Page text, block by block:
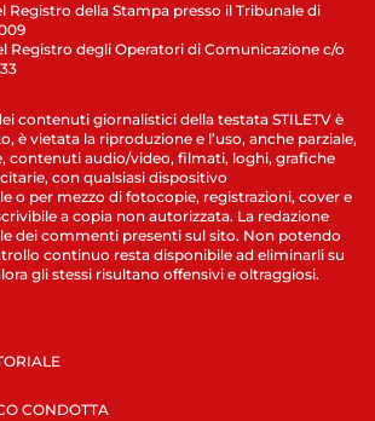
Registro della Stampa presso il Tribunale di
Registro degli Operatori di Comunicazione c/o
contenuti giornalistici della testata STILETV è
è vietata la riproduzione e l’uso, anche parziale,
contenuti audio/video, filmati, loghi, grafiche
con qualsiasi dispositivo
o per mezzo di fotocopie, registrazioni, cover e
a copia non autorizzata. La redazione
dei commenti presenti sul sito. Non potendo
continuo resta disponibile ad eliminarli su
gli stessi risultano offensivi e oltraggiosi.
CONDOTTA